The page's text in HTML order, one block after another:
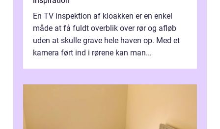
En TV inspektion af kloakken er en enkel
måde at få fuldt overblik over rør og afløb
uden at skulle grave hele haven op. Med et
kamera ført ind i rørene kan man...